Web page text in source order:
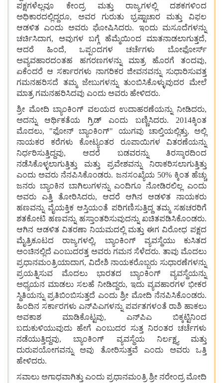
ಪಕ್ಷಗಳೆಲ್ಲವೂ
ಕೇಂದ್ರ ಮತ್ತು ರಾಜ್ಯಗಳಲ್ಲಿ
ದಶಕಗಳಿಂದ
ಅಧಿಕಾರದಲ್ಲಿದ್ದರೂ, ಅವರ
ಗುರುತು ಭ್ರಷ್ಟಾಚಾರ ಮತ್ತು
ವಿಫಲ
ಆಡಳಿತ
ಎಂದು ಅವರು ಘೋಷಿಸಿದರು. ಇಂದು
ಮಸೂದೆಗಳನ್ನು
ಚರ್ಚಿಸಿದಾಗ, ಅವುಗಳ ಬಗ್ಗೆ ಹೆಮ್ಮೆಯಿಂದ
ಮಾತನಾಡಲಾಗುತ್ತದೆ,
ಆದರೆ
ಹಿಂದೆ, ಒಪ್ಪಂದಗಳ ಚರ್ಚೆಗಳು
ಬೋಫೋರ್ಸ್
ಅವ್ಯವಹಾರದಂತಹ
ಹಗರಣಗಳನ್ನು ಮಾತ್ರ
ಹೊರಗೆ ತಂದವು,
ಏಕೆಂದರೆ ಆ ಸರ್ಕಾರಗಳು ನಾಗರಿಕರ ಜೀವನವನ್ನು ಸುಧಾರಿಸುವತ್ತ
ಗಮನಹರಿಸದೆ
ತಮ್ಮ ಜೇಬುಗಳನ್ನು ತುಂಬಿಸಿಕೊಳ್ಳುವುದರ
ಮೇಲೆ
ಮಾತ್ರ ಗಮನಹರಿಸಿದವು ಎಂದು ಅವರು ಹೇಳಿದರು.
ಶ್ರೀ ಮೋದಿ ಬ್ಯಾಂಕಿಂಗ್ ವಲಯದ ಉದಾಹರಣೆಯನ್ನು ನೀಡಿದರು,
ಅದನ್ನು
ಆರ್ಥಿಕತೆಯ ಗ್ರಿಡ್ ಎಂದು
ಬಣ್ಣಿಸಿದರು. 2014ಕ್ಕಿಂತ
ಮೊದಲು, "ಫೋನ್
ಬ್ಯಾಂಕಿಂಗ್" ಯುಗವು
ಚಾಲ್ತಿಯಲ್ಲಿತ್ತು, ಅಲ್ಲಿ
ನಾಯಕರ
ಕರೆಗಳು ಕೋಟ್ಯಂತರ ರೂಪಾಯಿಗಳ
ವಿತರಣೆಯನ್ನು
ನಿರ್ಧರಿಸುತ್ತಿದ್ದವು, ಆದರೆ
ಬಡವರನ್ನು
ತಿರಸ್ಕಾರದಿಂದ
ನಡೆಸಿಕೊಳ್ಳಲಾಗುತ್ತಿತ್ತು
ಮತ್ತು ಪ್ರವೇಶವನ್ನು
ನಿರಾಕರಿಸಲಾಗುತ್ತಿತ್ತು
ಎಂದು ಅವರು ನೆನಪಿಸಿಕೊಂಡರು. ಜನಸಂಖ್ಯೆಯ 50% ಕ್ಕಿಂತ ಹೆಚ್ಚು
ಜನರು ಬ್ಯಾಂಕಿನ ಬಾಗಿಲುಗಳನ್ನು ಎಂದಿಗೂ ನೋಡಿರಲಿಲ್ಲ ಎಂದು
ಅವರು
ಎತ್ತಿ ತೋರಿಸಿದರು, ಆದರೆ ಆಗಿನ ಆಡಳಿತ
ನಾಯಕರು
ಹಣವನ್ನು ವೈಯಕ್ತಿಕ ಆಸ್ತಿಯಂತೆ ಪರಿಗಣಿಸುತ್ತಿದ್ದ ತಮ್ಮ ಸಹಚರರಿಗೆ
ಶತಕೋಟಿ ಹಣವನ್ನು ಹಸ್ತಾಂತರಿಸುವುದನ್ನು ಖಚಿತಪಡಿಸಿಕೊಂಡರು.
ಆಗಿನ ಆಡಳಿತ ವಿತರಣಾ ನಿಯಮದಲ್ಲಿ ಮತ್ತು ಈಗ ವಿರೋಧ ಪಕ್ಷದ
ಮೈತ್ರಿಕೂಟದ
ರಾಜ್ಯಗಳಲ್ಲಿ, ಬ್ಯಾಂಕಿಂಗ್ ವ್ಯವಸ್ಥೆಯು
ಕುಸಿತದ
ಅಂಚಿನಲ್ಲಿದೆ ಎಂಬುದರತ್ತ ಅವರು ಗಮನ ಸೆಳೆದರು. ತಾವು ಮೊದಲು
ಪ್ರಧಾನಮಂತ್ರಿಯಾದಾಗ, ವಿದೇಶಿ ನಾಯಕರೊಬ್ಬರು ಸುಧಾರಣೆಗಳನ್ನು
ಪ್ರಯತ್ನಿಸುವ
ಮೊದಲು ಭಾರತದ ಬ್ಯಾಂಕಿಂಗ್
ವ್ಯವಸ್ಥೆಯನ್ನು
ಅಧ್ಯಯನ ಮಾಡಲು ಸಲಹೆ ನೀಡಿದ್ದರು, ಇದು ವ್ಯವಹಾರಗಳ ಭೀಕರ
ಸ್ಥಿತಿಯನ್ನು ಪ್ರತಿಬಿಂಬಿಸುತ್ತದೆ ಎಂದು ಶ್ರೀ ಮೋದಿ ನೆನಪಿಸಿಕೊಂಡರು.
ಹಿಂದಿನ ಸರ್ಕಾರಗಳು ಎನ್‌ಪಿಎಗಳನ್ನು ಪರ್ವತಗಳಂತೆ ರಾಶಿ ಹಾಕಲು
ಅವಕಾಶ
ಮಾಡಿಕೊಟ್ಟವು, ಎನ್‌ಪಿಎ
ಬಿಕ್ಕಟ್ಟಿನಿಂದ
ಬದುಕುಳಿಯುವುದು ಹೇಗೆ ಎಂಬುದರ ಸುತ್ತ ನಿರಂತರ ಚರ್ಚೆಗಳು
ನಡೆಯುತ್ತಿದ್ದವು, ಬ್ಯಾಂಕಿಂಗ್
ವ್ಯವಸ್ಥೆಯ ನಿರ್ಲಕ್ಷ್ಯ
ಮತ್ತು
ದುರುಪಯೋಗವನ್ನು
ಅವು ತೋರಿಸುತ್ತವೆ ಎಂದು ಅವರು
ಒತ್ತಿ
ಹೇಳಿದರು.
ಸವಾಲು ಅಗಾಧವಾಗಿತ್ತು ಎಂದು ಪ್ರಧಾನಮಂತ್ರಿ ಶ್ರೀ ನರೇಂದ್ರ ಮೋದಿ